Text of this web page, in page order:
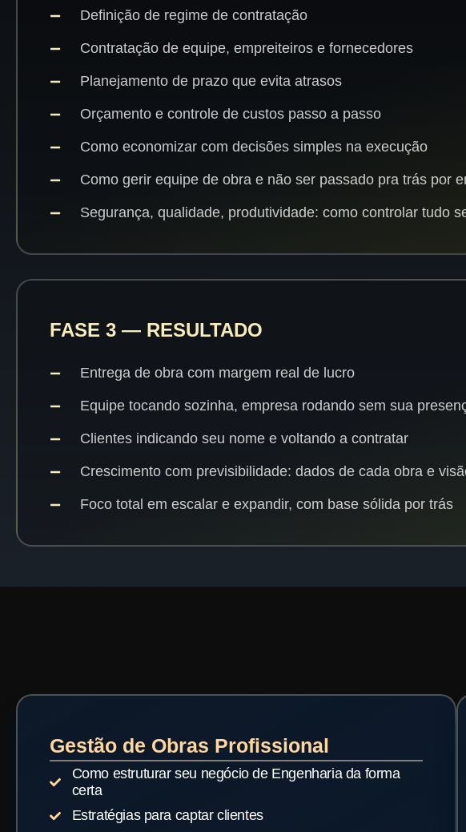
Definição de regime de contratação
Contratação de equipe, empreiteiros e fornecedores
Planejamento de prazo que evita atrasos
Orçamento e controle de custos passo a passo
Como economizar com decisões simples na execução
Como gerir equipe de obra e não ser passado pra trás por
Segurança, qualidade, produtividade: como controlar tudo
FASE 3 — RESULTADO
Entrega de obra com margem real de lucro
Equipe tocando sozinha, empresa rodando sem sua
Clientes indicando seu nome e voltando a contratar
Crescimento com previsibilidade: dados de cada obra e
Foco total em escalar e expandir, com base sólida por trás
Gestão de Obras Profissional
Como estruturar seu negócio de Engenharia da forma
certa
Estratégias para captar clientes